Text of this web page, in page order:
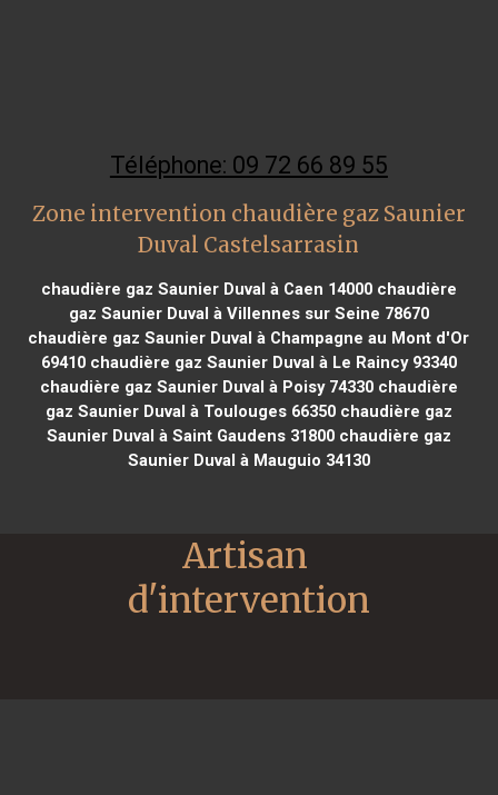
Téléphone: 09 72 66 89 55
Zone intervention chaudière gaz Saunier
Duval Castelsarrasin
chaudière gaz Saunier Duval à Caen 14000chaudière
gaz Saunier Duval à Villennes sur Seine 78670
chaudière gaz Saunier Duval à Champagne au Mont d'Or
69410chaudière gaz Saunier Duval à Le Raincy 93340
chaudière gaz Saunier Duval à Poisy 74330chaudière
gaz Saunier Duval à Toulouges 66350chaudière gaz
Saunier Duval à Saint Gaudens 31800chaudière gaz
Saunier Duval à Mauguio 34130
Artisan
d'intervention